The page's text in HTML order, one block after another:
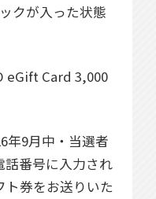
クが入った状態
eGift Card 3,000
年9月中・当選者
話番号に入力され
ト券をお送りいた